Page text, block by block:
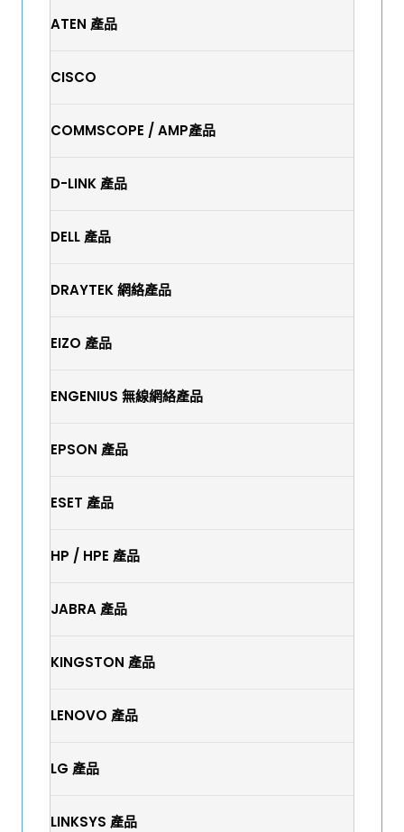
ATEN 產品
CISCO
COMMSCOPE / AMP產品
D-LINK 產品
DELL 產品
DRAYTEK 網絡產品
EIZO 產品
ENGENIUS 無線網絡產品
EPSON 產品
ESET 產品
HP / HPE 產品
JABRA 產品
KINGSTON 產品
LENOVO 產品
LG 產品
LINKSYS 產品